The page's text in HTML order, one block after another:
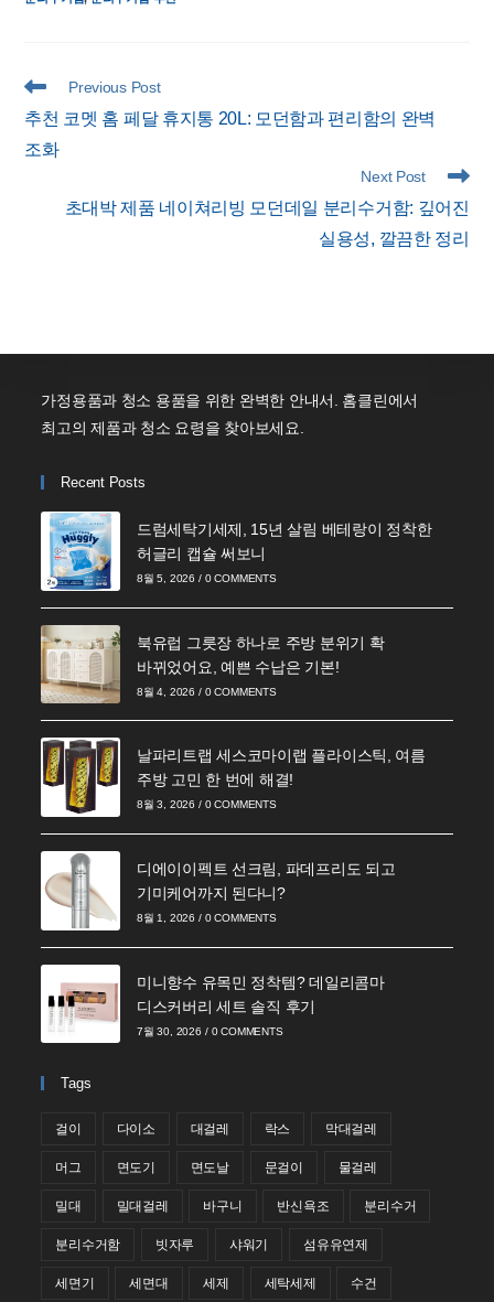
Read
articles
Previous Post
추천 코멧 홈 페달 휴지통 20L: 모던함과 편리함의 완벽
조화
Next Post
초대박 제품 네이쳐리빙 모던데일 분리수거함: 깊어진
실용성, 깔끔한 정리
가정용품과 청소 용품을 위한 완벽한 안내서. 홈클린에서
최고의 제품과 청소 요령을 찾아보세요.
Recent Posts
드럼세탁기세제, 15년 살림 베테랑이 정착한
허글리 캡슐 써보니
8월 5, 2026 / 0 COMMENTS
북유럽 그릇장 하나로 주방 분위기 확
바뀌었어요, 예쁜 수납은 기본!
8월 4, 2026 / 0 COMMENTS
날파리트랩 세스코마이랩 플라이스틱, 여름
주방 고민 한 번에 해결!
8월 3, 2026 / 0 COMMENTS
디에이이펙트 선크림, 파데프리도 되고
기미케어까지 된다니?
8월 1, 2026 / 0 COMMENTS
미니향수 유목민 정착템? 데일리콤마
디스커버리 세트 솔직 후기
7월 30, 2026 / 0 COMMENTS
Tags
걸이 다이소 대걸레 락스 막대걸레
머그 면도기 면도날 문걸이 물걸레
밀대 밀대걸레 바구니 반신욕조 분리수거
분리수거함 빗자루 샤워기 섬유유연제
세면기 세면대 세제 세탁세제 수건